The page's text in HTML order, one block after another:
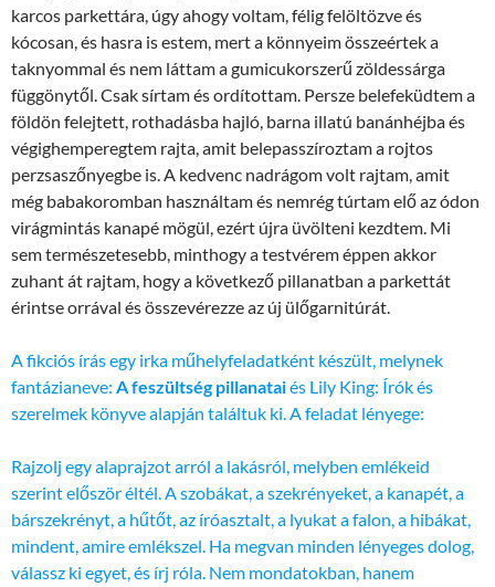
karcos parkettára, úgy ahogy voltam, félig felöltözve és
kócosan, és hasra is estem, mert a könnyeim összeértek a
taknyommal és nem láttam a gumicukorszerű zöldessárga
függönytől. Csak sírtam és ordítottam. Persze belefeküdtem a
földön felejtett, rothadásba hajló, barna illatú banánhéjba és
végighemperegtem rajta, amit belepasszíroztam a rojtos
perzsaszőnyegbe is. A kedvenc nadrágom volt rajtam, amit
még babakoromban használtam és nemrég túrtam elő az ódon
virágmintás kanapé mögül, ezért újra üvölteni kezdtem. Mi
sem természetesebb, minthogy a testvérem éppen akkor
zuhant át rajtam, hogy a következő pillanatban a parkettát
érintse orrával és összevérezze az új ülőgarnitúrát.
A fikciós írás egy irka műhelyfeladatként készült, melynek
fantázianeve: A feszültség pillanataiés Lily King: Írók és
szerelmek könyve alapján találtuk ki. A feladat lényege:
Rajzolj egy alaprajzot arról a lakásról, melyben emlékeid
szerint először éltél. A szobákat, a szekrényeket, a kanapét, a
bárszekrényt, a hűtőt, az íróasztalt, a lyukat a falon, a hibákat,
mindent, amire emlékszel. Ha megvan minden lényeges dolog,
válassz ki egyet, és írj róla. Nem mondatokban, hanem